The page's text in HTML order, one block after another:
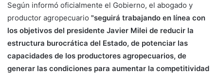
Según informó oficialmente el Gobierno, el abogado y
productor agropecuario "seguirá trabajando en línea con
los objetivos del presidente Javier Milei de reducir la
estructura burocrática del Estado, de potenciar las
capacidades de los productores agropecuarios, de
generar las condiciones para aumentar la competitividad